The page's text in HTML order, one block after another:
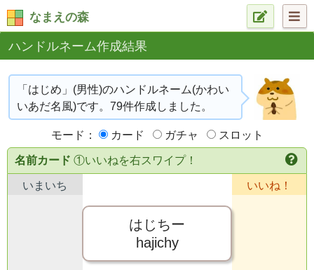
なまえの森
ハンドルネーム作成結果
「はじめ」(男性)のハンドルネーム(かわい
いあだ名風)です。79件作成しました。
モード： カード ガチャ スロット
名前カード ①いいねを右スワイプ！
いまいち
はじちー
hajichy
いいね！